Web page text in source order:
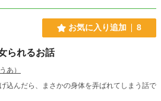
お気に入り追加 8
られるお話
あ）
込んだら、まさかの身体を弄ばれてしまう話で